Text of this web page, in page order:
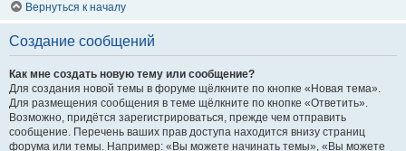
Вернуться к началу
Создание сообщений
Как мне создать новую тему или сообщение?
Для создания новой темы в форуме щёлкните по кнопке «Новая тема».
Для размещения сообщения в теме щёлкните по кнопке «Ответить».
Возможно, придётся зарегистрироваться, прежде чем отправить
сообщение. Перечень ваших прав доступа находится внизу страниц
форума или темы. Например: «Вы можете начинать темы», «Вы можете